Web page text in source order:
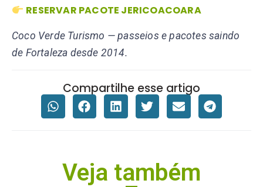
RESERVAR PACOTE JERICOACOARA
Coco Verde Turismo — passeios e pacotes saindo
de Fortaleza desde 2014.
Compartilhe esse artigo
Veja também